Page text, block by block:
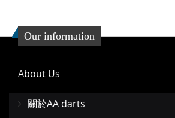
Our information
About Us
關於AA darts